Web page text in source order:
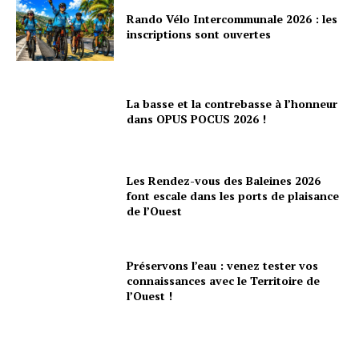
Rando Vélo Intercommunale 2026 : les
inscriptions sont ouvertes
La basse et la contrebasse à l’honneur
dans OPUS POCUS 2026 !
Les Rendez-vous des Baleines 2026
font escale dans les ports de plaisance
de l’Ouest
Préservons l’eau : venez tester vos
connaissances avec le Territoire de
l’Ouest !